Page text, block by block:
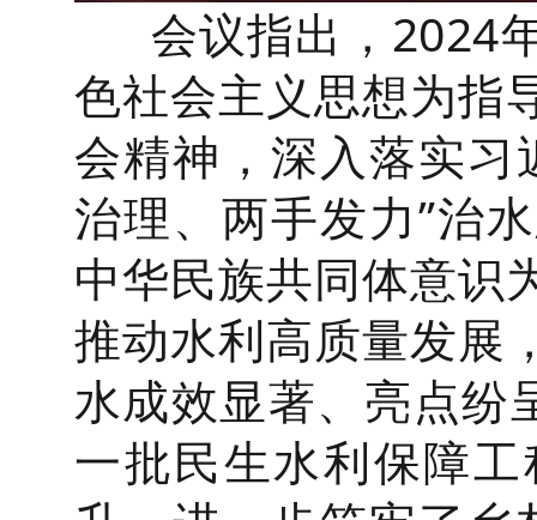
会议指出，2024
色社会主义思想为指
会精神，深入落实习
治理、两手发力”治
中华民族共同体意识
推动水利高质量发展
水成效显著、亮点纷
一批民生水利保障